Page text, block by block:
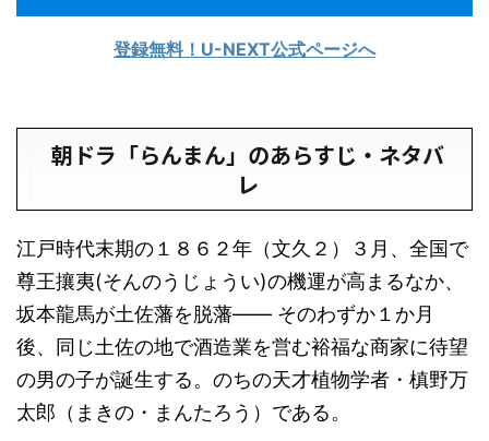
登録無料！U-NEXT公式ページへ
朝ドラ「らんまん」のあらすじ・ネタバ
レ
江戸時代末期の１８６２年（文久２）３月、全国で
尊王攘夷(そんのうじょうい)の機運が高まるなか、
坂本龍馬が土佐藩を脱藩―― そのわずか１か月
後、同じ土佐の地で酒造業を営む裕福な商家に待望
の男の子が誕生する。のちの天才植物学者・槙野万
太郎（まきの・まんたろう）である。